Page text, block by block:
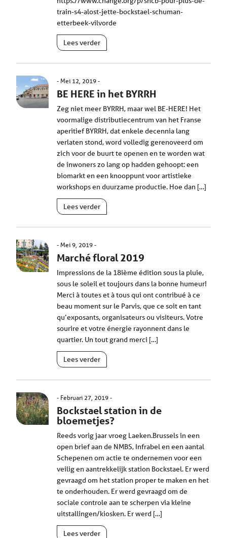
train-s4-alost-jette-bockstael-schuman-
etterbeek-vilvorde
Lees verder
Mei 12, 2019
BE HERE in het BYRRH
Zeg niet meer BYRRH, maar wel BE-HERE! Het
voormalige distributiecentrum van het Franse
aperitief BYRRH, dat enkele decennia lang
verlaten stond, word volledig gerenoveerd om
zich voor de buurt te openen en te worden wat
de inwoners zo lang op hadden gehoopt: een
biomarkt en een knooppunt voor artistieke
workshops en duurzame productie. Hoe dan […]
Lees verder
Mei 9, 2019
Marché floral 2019
Impressions de la 18ième édition sous la pluie,
sous le soleil et toujours dans la bonne humeur!
Merci à toutes et à tous qui ont contribué à ce
beau moment sur le Parvis, que ce soit en tant
qu’exposants, organisateurs ou visiteurs. Votre
sourire et votre énergie rayonnent dans le
quartier. Un tout grand merci […]
Lees verder
Februari 27, 2019
Bockstael station in de
bloemetjes?
Reeds vorig jaar vroeg Laeken.Brussels in een
open brief aan de NMBS, Infrabel en een aantal
Schepenen om actie te ondernemen voor een
veilig en aantrekkelijk station Bockstael. Er werd
gevraagd om het station proper te maken en het
te onderhouden. Er werd gevraagd om de
sociale controle aan te scherpen via kleine
uitstallingen/kiosken. Er werd […]
Lees verder